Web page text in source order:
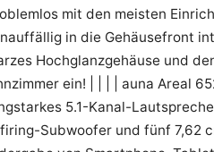
mit den meisten
in die Gehäusefront
Hochglanzgehäuse und
ein! | | | | auna Areal
5.1-Kanal-
Subwoofer und fünf